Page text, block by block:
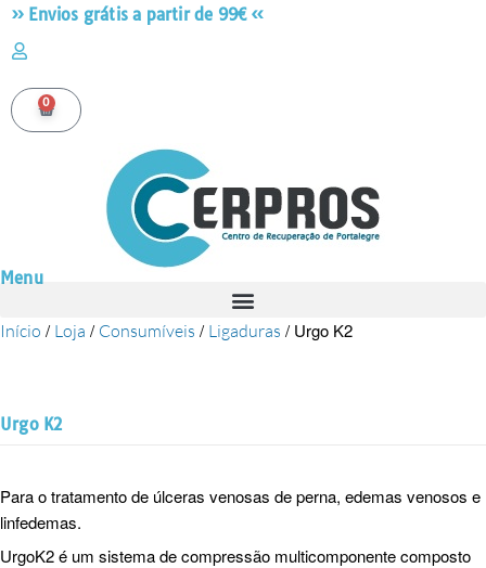
» Envios grátis a partir de 99€ «
0
Menu
Início / Loja / Consumíveis / Ligaduras / Urgo K2
Urgo K2
Para o tratamento de úlceras venosas de perna, edemas venosos e
linfedemas.
UrgoK2 é um sistema de compressão multicomponente composto